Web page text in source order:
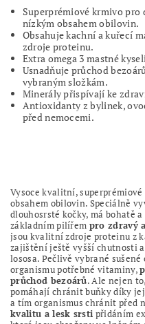
Superprémiové krmivo pro
nízkým obsahem obilovin.
Obsahuje kachní a kuřecí
zdroje proteinu.
Extra omega 3 mastné
Usnadňuje průchod
vybraným složkám.
Minerály přispívají ke
Antioxidanty z bylinek,
před nemocemi.
Vysoce kvalitní,
obsahem obilovin. Speciálně
dlouhosrsté kočky, má bohatě
základním pilířem pro zdravý
jsou kvalitní zdroje proteinu z
zajištění ještě vyšší chutnosti
lososa. Pečlivě vybrané
organismu potřebné vitaminy,
průchod bezoárů. Ale nejen
pomáhají chránit buňky díky
a tím organismus chránit před
kvalitu a lesk srsti přidáním